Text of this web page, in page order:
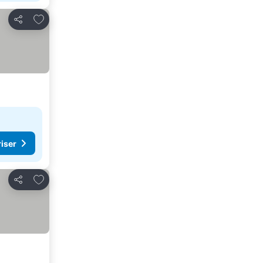
Del
Legg til i favoritter
Del
Legg til i favoritter